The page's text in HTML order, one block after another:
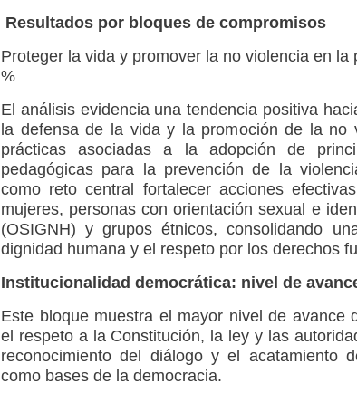
Resultados por bloques de compromisos
Proteger la vida y promover la no violencia en
%
El análisis evidencia una tendencia positiva
la defensa de la vida y la promoción de la no
prácticas asociadas a la adopción de
pedagógicas para la prevención de la
como reto central fortalecer acciones
mujeres, personas con orientación sexual e
(OSIGNH) y grupos étnicos, consolidando
dignidad humana y el respeto por los derechos
Institucionalidad democrática: nivel de
Este bloque muestra el mayor nivel de avance
el respeto a la Constitución, la ley y las
reconocimiento del diálogo y el acatamiento
como bases de la democracia.